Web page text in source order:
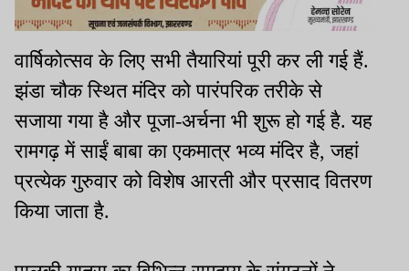
वार्षिकोत्सव के लिए सभी तैयारियां पूरी कर ली गई हैं.
झंडा चौक स्थित मंदिर को पारंपरिक तरीके से
सजाया गया है और पूजा-अर्चना भी शुरू हो गई है. यह
रामगढ़ में साईं बाबा का एकमात्र भव्य मंदिर है, जहां
प्रत्येक गुरुवार को विशेष आरती और प्रसाद वितरण
किया जाता है.